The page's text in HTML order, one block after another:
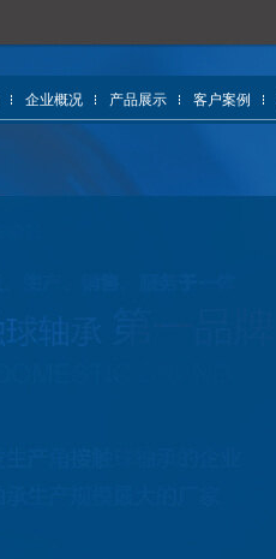
企业概况 产品展示 客户案例